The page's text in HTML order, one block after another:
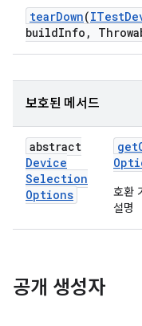
tearDown(ITest
buildInfo ,
보호된 메서드
abstract
Device
Selection
Options
get
호환
설명
공개 생성자